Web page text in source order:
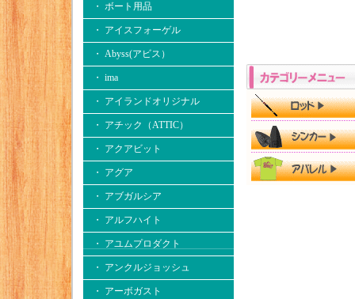
・ ボート用品
・ アイスフォーゲル
・ Abyss(アビス）
・ ima
・ アイランドオリジナル
・ アチック（ATTIC）
・ アクアビット
・ アグア
・ アブガルシア
・ アルフハイト
・ アユムプロダクト
・ アンクルジョッシュ
・ アーボガスト